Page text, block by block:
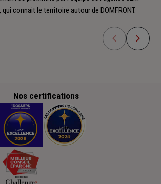
qui connait le territoire autour de DOMFRONT.
Nos certifications